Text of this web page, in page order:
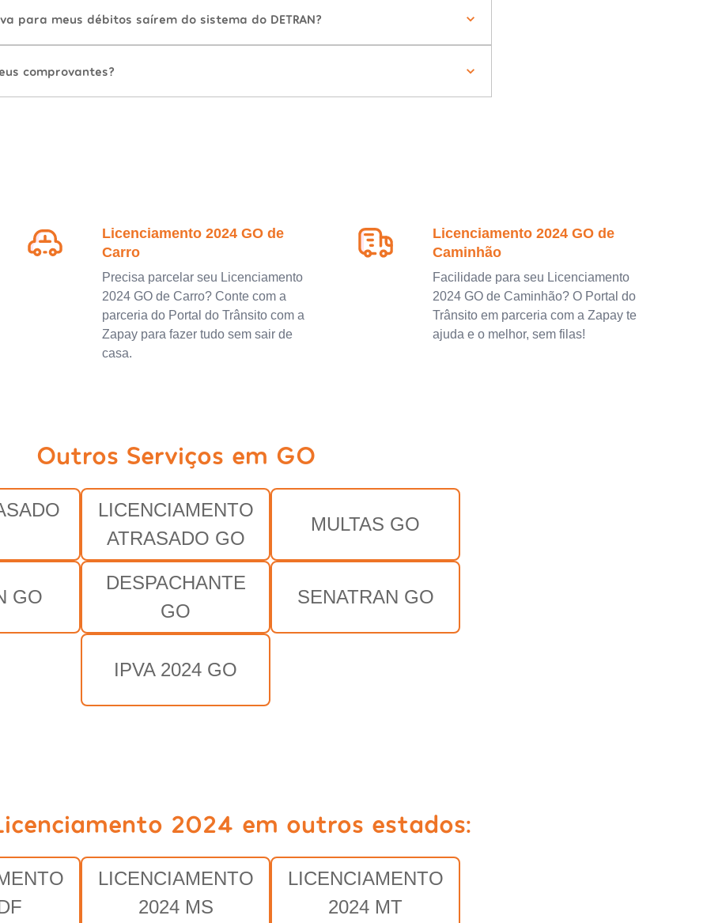
para meus débitos saírem do sistema do DETRAN?
comprovantes?
Licenciamento 2024 GO de
Carro
Precisa parcelar seu Licenciamento
2024 GO de Carro? Conte com a
parceria do Portal do Trânsito com a
Zapay para fazer tudo sem sair de
casa.
Licenciamento 2024 GO de
Caminhão
Facilidade para seu Licenciamento
2024 GO de Caminhão? O Portal do
Trânsito em parceria com a Zapay te
ajuda e o melhor, sem filas!
Outros Serviços em GO
LICENCIAMENTO
ATRASADO GO
MULTAS GO
GO
DESPACHANTE
GO
SENATRAN GO
IPVA 2024 GO
2024 em outros estados:
LICENCIAMENTO
2024 MS
LICENCIAMENTO
2024 MT